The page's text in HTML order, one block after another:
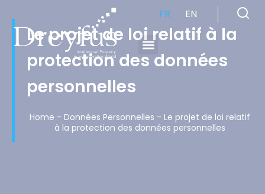
FR EN
Le projet de loi relatif à la
protection des données
personnelles
Home - Données Personnelles - Le projet de loi relatif
à la protection des données personnelles